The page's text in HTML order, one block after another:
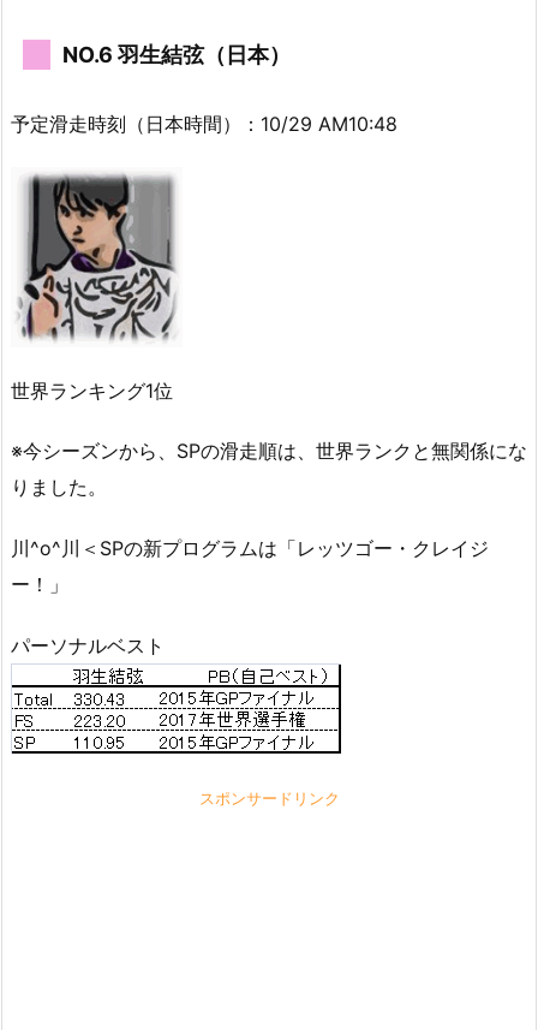
NO.6 羽生結弦（日本）
予定滑走時刻（日本時間）：10/29 AM10:48
世界ランキング1位
※今シーズンから、SPの滑走順は、世界ランクと無関係にな
りました。
川^o^川＜SPの新プログラムは「レッツゴー・クレイジ
ー！」
パーソナルベスト
スポンサードリンク